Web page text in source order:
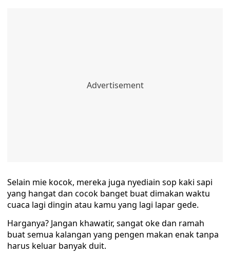
Selain mie kocok, mereka juga nyediain sop kaki sapi
yang hangat dan cocok banget buat dimakan waktu
cuaca lagi dingin atau kamu yang lagi lapar gede.
Harganya? Jangan khawatir, sangat oke dan ramah
buat semua kalangan yang pengen makan enak tanpa
harus keluar banyak duit.